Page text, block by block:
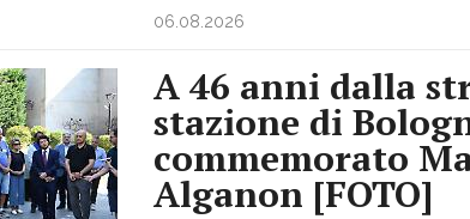
06.08.2026
A 46 anni dalla
stazione di
commemorato
Alganon [FOTO]